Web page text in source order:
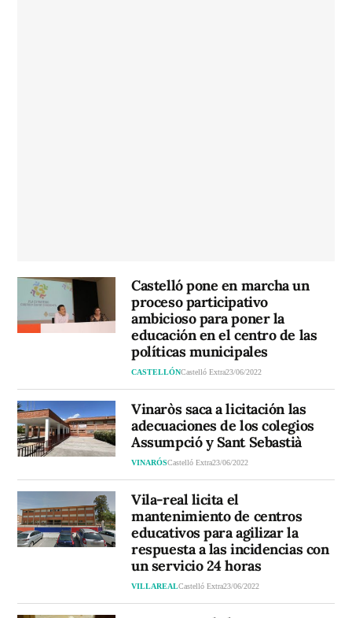
Castelló pone en marcha un
proceso participativo
ambicioso para poner la
educación en el centro de las
políticas municipales
CASTELLÓNCastelló Extra23/06/2022
Vinaròs saca a licitación las
adecuaciones de los colegios
Assumpció y Sant Sebastià
VINARÓSCastelló Extra23/06/2022
Vila-real licita el
mantenimiento de centros
educativos para agilizar la
respuesta a las incidencias con
un servicio 24 horas
VILLAREALCastelló Extra23/06/2022